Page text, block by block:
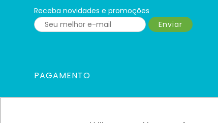
Receba novidades e promoções
Enviar
PAGAMENTO